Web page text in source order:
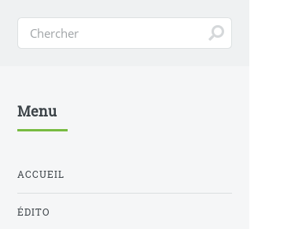
Menu
ACCUEIL
ÉDITO